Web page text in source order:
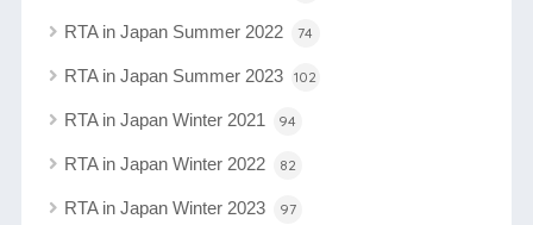
RTA in Japan Summer 2022 74
RTA in Japan Summer 2023 102
RTA in Japan Winter 2021 94
RTA in Japan Winter 2022 82
RTA in Japan Winter 2023 97